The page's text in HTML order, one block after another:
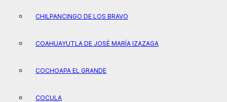
CHILPANCINGO DE LOS BRAVO
COAHUAYUTLA DE JOSÉ MARÍA IZAZAGA
COCHOAPA EL GRANDE
COCULA